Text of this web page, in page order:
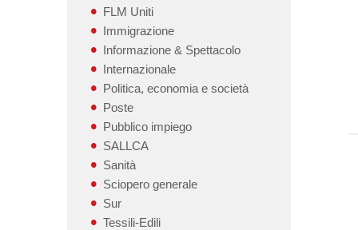
FLM Uniti
Immigrazione
Informazione & Spettacolo
Internazionale
Politica, economia e società
Poste
Pubblico impiego
SALLCA
Sanità
Sciopero generale
Sur
Tessili-Edili